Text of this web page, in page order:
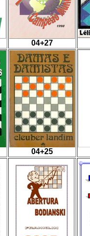
04+27
04+25